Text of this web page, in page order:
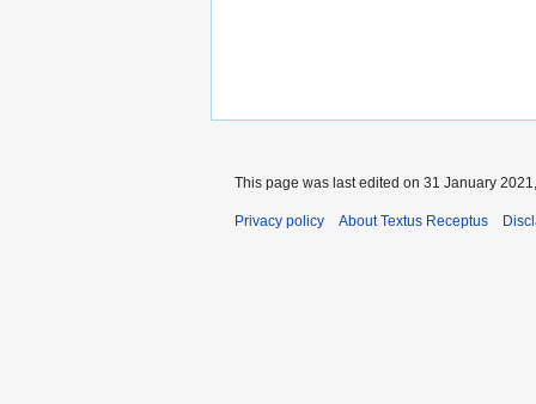
This page was last edited on 31 January
Privacy policy About Textus Receptus